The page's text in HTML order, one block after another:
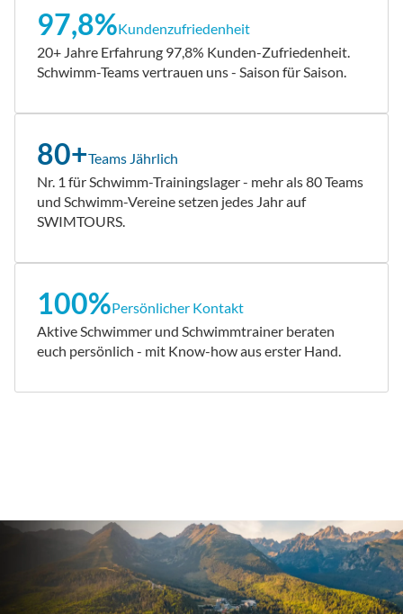
97,8%Kundenzufriedenheit
20+ Jahre Erfahrung 97,8% Kunden-Zufriedenheit.
Schwimm-Teams vertrauen uns - Saison für Saison.
80+Teams Jährlich
Nr. 1 für Schwimm-Trainingslager - mehr als 80 Teams
und Schwimm-Vereine setzen jedes Jahr auf
SWIMTOURS.
100%Persönlicher Kontakt
Aktive Schwimmer und Schwimmtrainer beraten
euch persönlich - mit Know-how aus erster Hand.